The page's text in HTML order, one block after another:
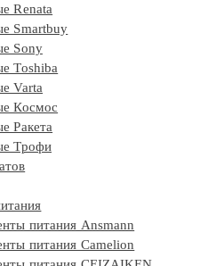
Renata
Smartbuy
Sony
Toshiba
Varta
Космос
Ракета
Трофи
питания Ansmann
питания Camelion